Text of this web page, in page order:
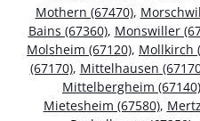
Mothern (67470),
Bains (67360), Monswiller
Molsheim (67120), Mollkirch
(67170), Mittelhausen
Mittelbergheim (67140)
Mietesheim (67580),